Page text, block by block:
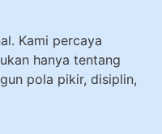
Kami percaya
hanya tentang
pola pikir, disiplin,